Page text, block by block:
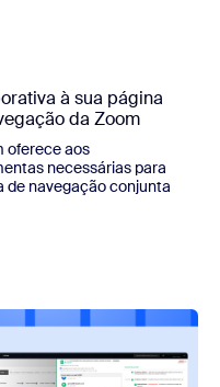
à sua página
da Zoom
oferece aos
necessárias para
de navegação conjunta
camada de segurança